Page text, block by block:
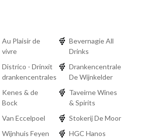
Au Plaisir de
vivre
Bevernagie All
Drinks
Districo - Drinxit
drankencentrales
Drankencentrale
De Wijnkelder
Kenes & de
Bock
Taveirne Wines
& Spirits
Van Eccelpoel
Stokerij De Moor
Wijnhuis Feyen
HGC Hanos